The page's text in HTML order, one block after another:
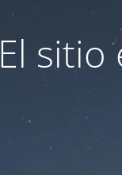
El